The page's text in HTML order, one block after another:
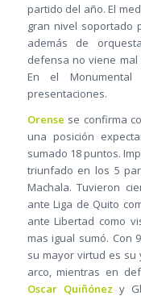
partido del año. El
gran nivel soportado
además de
defensa no viene
En el
presentaciones.
Orense se confirma
una posición
sumado 18 puntos.
triunfado en los 5
Machala. Tuvieron
ante Liga de Quito
ante Libertad como
mas igual sumó. Con
su mayor virtud es su
arco, mientras en
Oscar Quiñónez y